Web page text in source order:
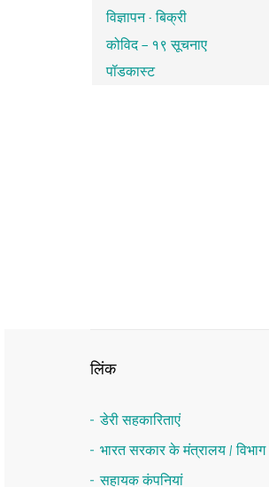
विज्ञापन - बिक्री
कोविद – १९ सूचनाए
पॉडकास्ट
लिंक
डेरी सहकारिताएं
भारत सरकार के मंत्रालय / विभाग
सहायक कंपनियां